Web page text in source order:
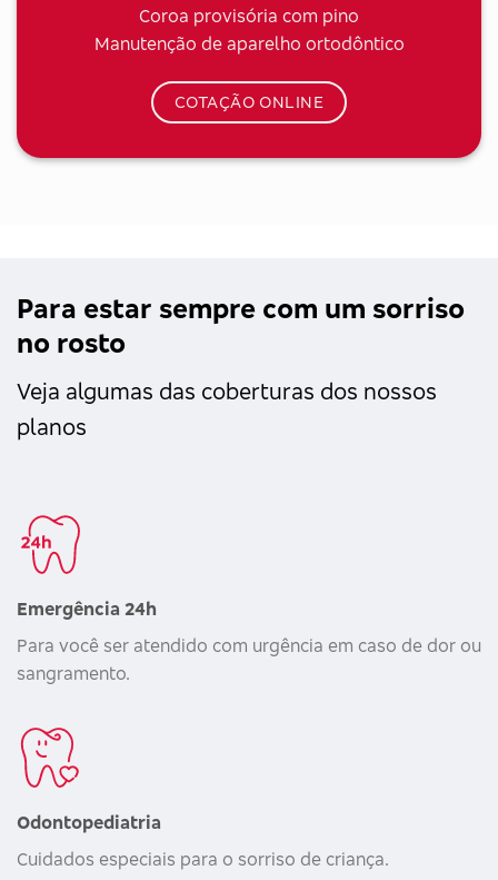
Coroa provisória com pino
Manutenção de aparelho ortodôntico
COTAÇÃO ONLINE
Para estar sempre com um sorriso
no rosto
Veja algumas das coberturas dos nossos
planos
Emergência 24h
Para você ser atendido com urgência em caso de dor ou
sangramento.
Odontopediatria
Cuidados especiais para o sorriso de criança.